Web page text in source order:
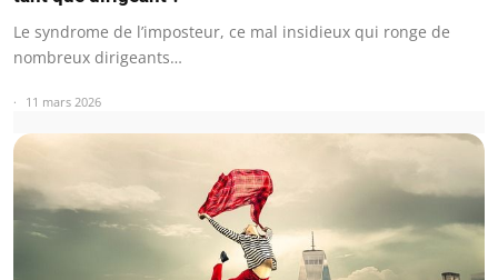
Le syndrome de l’imposteur, ce mal insidieux qui ronge de
nombreux dirigeants…
11 mars 2026